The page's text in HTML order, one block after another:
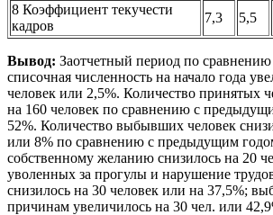
8 Коэффициент текучести
кадров
7,3 5,5
Вывод: Заотчетный период по
списочная численность на начало года
человек или 2,5%. Количество принятых
на 160 человек по сравнению с
52%. Количество выбывших человек
или 8% по сравнению с предыдущим
собственному желанию снизилось на 20
уволенных за прогулы и нарушение
снизилось на 30 человек или на 37,5%;
причинам увеличилось на 30 чел. или